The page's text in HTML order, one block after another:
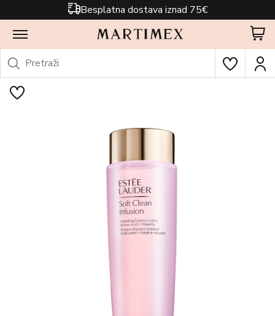
Besplatna dostava iznad 75€